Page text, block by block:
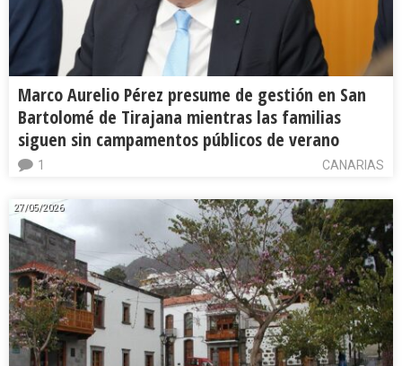
Marco Aurelio Pérez presume de gestión en San
Bartolomé de Tirajana mientras las familias
siguen sin campamentos públicos de verano
CANARIAS
1
27/05/2026